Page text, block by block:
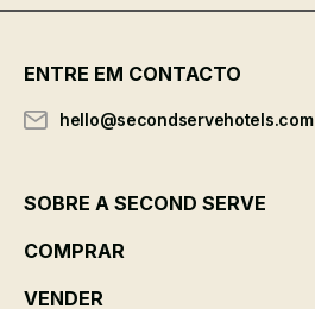
ENTRE EM CONTACTO
hello@secondservehotels.com
SOBRE A SECOND SERVE
COMPRAR
VENDER